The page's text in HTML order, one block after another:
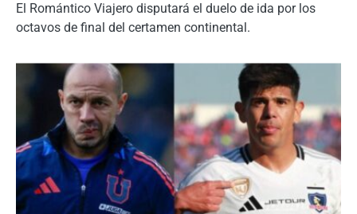
El Romántico Viajero disputará el duelo de ida por los
octavos de final del certamen continental.